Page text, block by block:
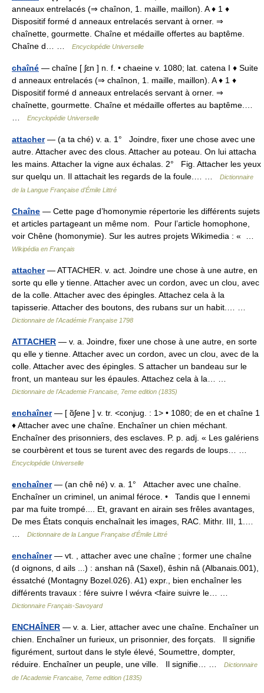
anneaux entrelacés (⇒ chaînon, 1. maille, maillon). A ♦ 1 ♦
Dispositif formé d anneaux entrelacés servant à orner. ⇒
chaînette, gourmette. Chaîne et médaille offertes au baptême.
Chaîne d… …
Encyclopédie Universelle
chaîné — chaîne [ ʃɛn ] n. f. • chaeine v. 1080; lat. catena I ♦ Suite
d anneaux entrelacés (⇒ chaînon, 1. maille, maillon). A ♦ 1 ♦
Dispositif formé d anneaux entrelacés servant à orner. ⇒
chaînette, gourmette. Chaîne et médaille offertes au baptême.…
Encyclopédie Universelle
attacher— (a ta ché) v. a. 1° Joindre, fixer une chose avec une
autre. Attacher avec des clous. Attacher au poteau. On lui attacha
les mains. Attacher la vigne aux échalas. 2° Fig. Attacher les yeux
sur quelqu un. Il attachait les regards de la foule.… …
Dictionnaire
de la Langue Française d'Émile Littré
Chaîne — Cette page d’homonymie répertorie les différents sujets
et articles partageant un même nom. Pour l’article homophone,
voir Chêne (homonymie). Sur les autres projets Wikimedia : « …
Wikipédia en Français
attacher— ATTACHER. v. act. Joindre une chose à une autre, en
sorte qu elle y tienne. Attacher avec un cordon, avec un clou, avec
de la colle. Attacher avec des épingles. Attachez cela à la
tapisserie. Attacher des boutons, des rubans sur un habit.… …
Dictionnaire de l'Académie Française 1798
ATTACHER — v. a. Joindre, fixer une chose à une autre, en sorte
qu elle y tienne. Attacher avec un cordon, avec un clou, avec de la
colle. Attacher avec des épingles. S attacher un bandeau sur le
front, un manteau sur les épaules. Attachez cela à la… …
Dictionnaire de l'Academie Francaise, 7eme edition (1835)
enchaîner— [ ɑ̃ʃene ] v. tr. <conjug. : 1> • 1080; de en et chaîne 1
♦ Attacher avec une chaîne. Enchaîner un chien méchant.
Enchaîner des prisonniers, des esclaves. P. p. adj. « Les galériens
se courbèrent et tous se turent avec des regards de loups… …
Encyclopédie Universelle
enchaîner— (an chê né) v. a. 1° Attacher avec une chaîne.
Enchaîner un criminel, un animal féroce. • Tandis que l ennemi
par ma fuite trompé.... Et, gravant en airain ses frêles avantages,
De mes États conquis enchaînait les images, RAC. Mithr. III, 1.…
Dictionnaire de la Langue Française d'Émile Littré
enchaîner— vt. , attacher avec une chaîne ; former une chaîne
(d oignons, d ails ...) : anshan nâ (Saxel), êshin nâ (Albanais.001),
éssatché (Montagny Bozel.026). A1) expr., bien enchaîner les
différents travaux : fére suivre l wévra <faire suivre le… …
Dictionnaire Français-Savoyard
ENCHAÎNER — v. a. Lier, attacher avec une chaîne. Enchaîner un
chien. Enchaîner un furieux, un prisonnier, des forçats. Il signifie
figurément, surtout dans le style élevé, Soumettre, dompter,
réduire. Enchaîner un peuple, une ville. Il signifie… …
Dictionnaire
de l'Academie Francaise, 7eme edition (1835)